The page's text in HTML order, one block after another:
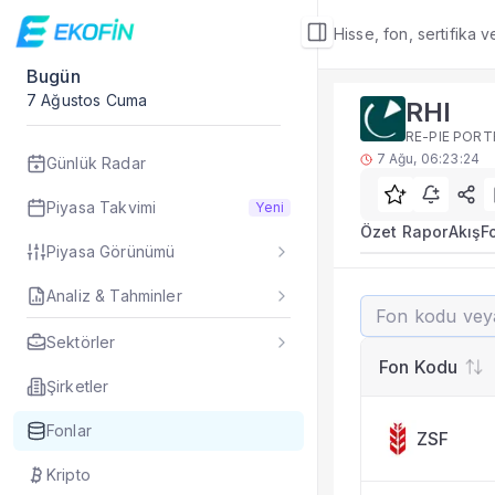
Hisse, fon, sertifika
Bugün
7 Ağustos Cuma
Günlük Radar
Piyasa Takvimi Yeni
Piyasa Görünümü
Analiz & Tahminler
Sektörler
Şirketler
Fonlar
Kripto
Fon Detay
Rakip Analizi
RHI benzer
RHI fonu rakip
TEFAS RHI fonu
Fon verileri hangi
RHI fonunu diğer
Evet. Fon detay
Fon Detay— İlgili
Fon Portföyü
RHI
RE-PIE
7 Ağu, 06:23:24
Özet RaporAkış
RHI
Fon Kodu
ZSF